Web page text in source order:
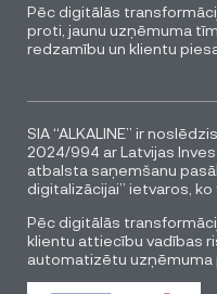
Pēc digitālās
proti, jaunu uzņēmuma
redzamību un klientu
SIA “ALKALINE” ir
2024/994 ar Latvijas
atbalsta saņemšanu
digitalizācijai” ietvaros,
Pēc digitālās
klientu attiecību vadības
automatizētu uzņēmuma